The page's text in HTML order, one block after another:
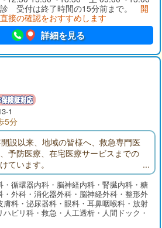
受付は終了時間の15分前まで。 開
接の確認をおすすめします
詳細を見る
1
5分
設以来、地域の皆様へ、救急専門医
予防医療、在宅医療サービスまでの
ています。
・循環器内科・脳神経内科・腎臓内科・糖
・外科・消化器外科・脳神経外科・整形外
膚科・泌尿器科・眼科・耳鼻咽喉科・放射
ビリ科・救急・人工透析・人間ドック・